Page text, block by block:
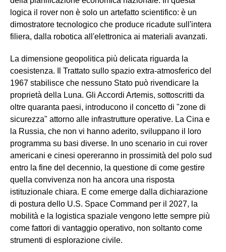
logica il rover non è solo un artefatto scientifico: è un
dimostratore tecnologico che produce ricadute sull'intera
filiera, dalla robotica all'elettronica ai materiali avanzati.
La dimensione geopolitica più delicata riguarda la
coesistenza. Il Trattato sullo spazio extra-atmosferico del
1967 stabilisce che nessuno Stato può rivendicare la
proprietà della Luna. Gli Accordi Artemis, sottoscritti da
oltre quaranta paesi, introducono il concetto di "zone di
sicurezza" attorno alle infrastrutture operative. La Cina e
la Russia, che non vi hanno aderito, sviluppano il loro
programma su basi diverse. In uno scenario in cui rover
americani e cinesi opereranno in prossimità del polo sud
entro la fine del decennio, la questione di come gestire
quella convivenza non ha ancora una risposta
istituzionale chiara. E come emerge dalla dichiarazione
di postura dello U.S. Space Command per il 2027, la
mobilità e la logistica spaziale vengono lette sempre più
come fattori di vantaggio operativo, non soltanto come
strumenti di esplorazione civile.